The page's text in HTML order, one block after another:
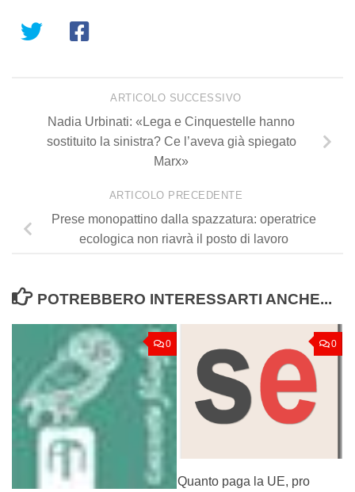
ARTICOLO SUCCESSIVO
Nadia Urbinati: «Lega e Cinquestelle hanno
sostituito la sinistra? Ce l’aveva già spiegato
Marx»
ARTICOLO PRECEDENTE
Prese monopattino dalla spazzatura: operatrice
ecologica non riavrà il posto di lavoro
POTREBBERO INTERESSARTI ANCHE...
0 0
Quanto paga la UE, pro